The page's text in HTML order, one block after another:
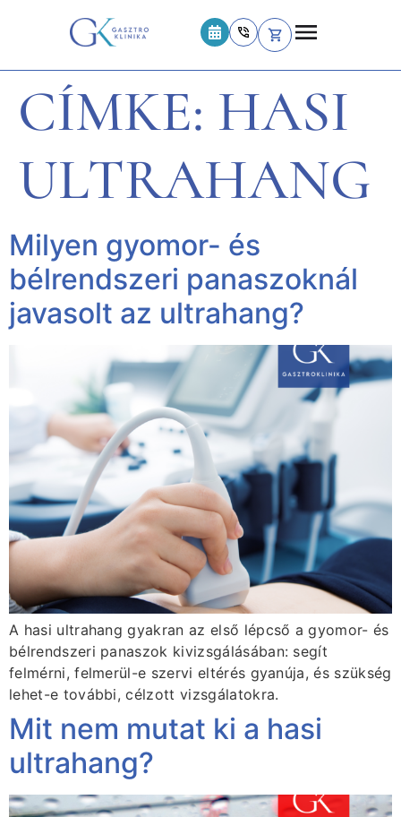
CÍMKE: HASI
ULTRAHANG
Milyen gyomor- és
bélrendszeri panaszoknál
javasolt az ultrahang?
A hasi ultrahang gyakran az első lépcső a gyomor- és
bélrendszeri panaszok kivizsgálásában: segít
felmérni, felmerül-e szervi eltérés gyanúja, és szükség
lehet-e további, célzott vizsgálatokra.
Mit nem mutat ki a hasi
ultrahang?